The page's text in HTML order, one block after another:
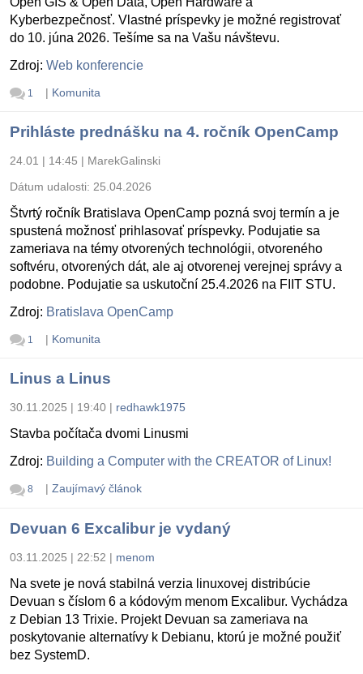
Kyberbezpečnosť. Vlastné príspevky je možné registrovať
do 10. júna 2026. Tešíme sa na Vašu návštevu.
Zdroj: Web konferencie
1 | Komunita
Prihláste prednášku na 4. ročník OpenCamp
24.01 | 14:45 | MarekGalinski
Dátum udalosti: 25.04.2026
Štvrtý ročník Bratislava OpenCamp pozná svoj termín a je
spustená možnosť prihlasovať príspevky. Podujatie sa
zameriava na témy otvorených technológii, otvoreného
softvéru, otvorených dát, ale aj otvorenej verejnej správy a
podobne. Podujatie sa uskutoční 25.4.2026 na FIIT STU.
Zdroj: Bratislava OpenCamp
1 | Komunita
Linus a Linus
30.11.2025 | 19:40 | redhawk1975
Stavba počítača dvomi Linusmi
Zdroj: Building a Computer with the CREATOR of Linux!
8 | Zaujímavý článok
Devuan 6 Excalibur je vydaný
03.11.2025 | 22:52 | menom
Na svete je nová stabilná verzia linuxovej distribúcie
Devuan s číslom 6 a kódovým menom Excalibur. Vychádza
z Debian 13 Trixie. Projekt Devuan sa zameriava na
poskytovanie alternatívy k Debianu, ktorú je možné použiť
bez SystemD.